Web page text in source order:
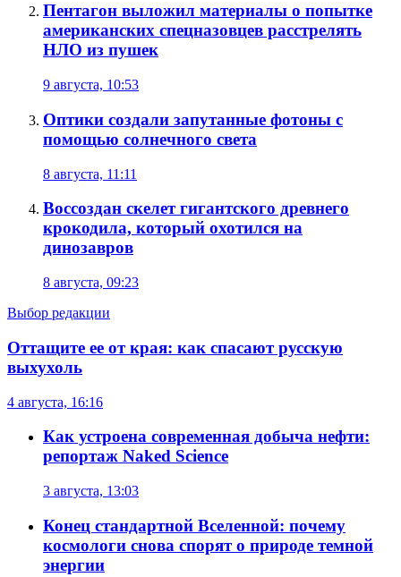
Пентагон выложил материалы о попытке
американских спецназовцев расстрелять
НЛО из пушек
9 августа, 10:53
Оптики создали запутанные фотоны с
помощью солнечного света
8 августа, 11:11
Воссоздан скелет гигантского древнего
крокодила, который охотился на
динозавров
8 августа, 09:23
Выбор редакции
Оттащите ее от края: как спасают русскую
выхухоль
4 августа, 16:16
Как устроена современная добыча нефти:
репортаж Naked Science
3 августа, 13:03
Конец стандартной Вселенной: почему
космологи снова спорят о природе темной
энергии